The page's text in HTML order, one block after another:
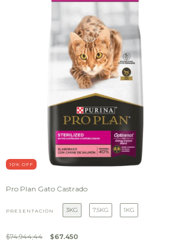
10% OFF
Pro Plan Gato Castrado
PRESENTACIÓN 3KG 7.5KG 1KG
$74.944,44 $67.450